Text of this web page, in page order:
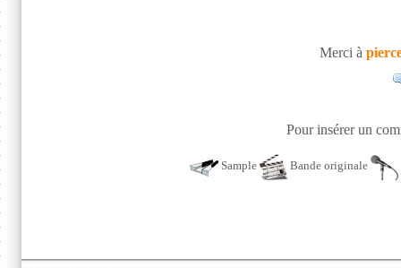
Merci à
Pour insérer un
Sample Bande originale